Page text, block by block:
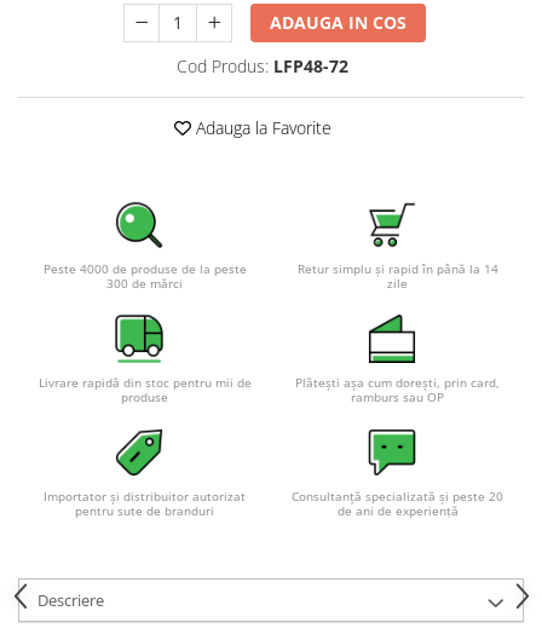
Pachete complete stocare energie
Sisteme de Stocare Comerciale
Sisteme fotovoltaice de putere
mica (rulota/caravan/case de
Pachete sisteme fotovoltaice
Statii de incarcare vehicule
electrice
Statii de incarcare
Cabluri de incarcare vehicule
electrice
Prize de incarcare vehicule
Turbine eoliene pentru casă
Baterii si acumulatori gel si VRLA
6-12 V
ADAUGA IN COS
Cod Produs: LFP48-72
Adauga la Favorite
Peste 4000 de produse de la peste
300 de mărci
Retur simplu și rapid în până la 14
zile
Livrare rapidă din stoc pentru mii de
produse
Plătești așa cum dorești, prin card,
ramburs sau OP
Importator și distribuitor autorizat
pentru sute de branduri
Consultanță specializată și peste 20
de ani de experiență
Descriere